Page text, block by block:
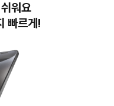
니다. 전자상거래 등에서의
따라 상품, 상품정보, 거래에 관한 책임은
워요
빠르게!